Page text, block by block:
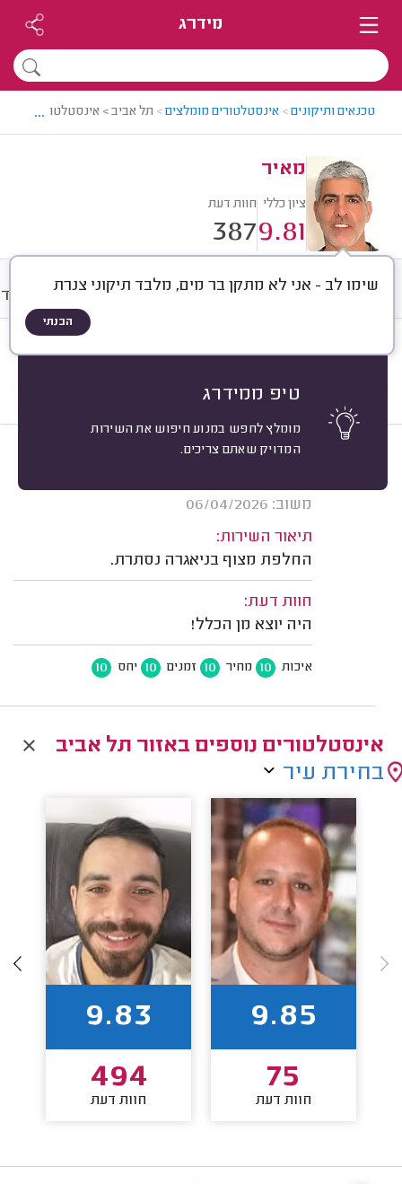
מידרג
טכנאים ותיקונים> אינסטלטורים מומלצים> תל אביב > אינסטלטור מומלץ
...
מאיר
ציון כללי
9.81
חוות דעת
387
שימו לב - אני לא מתקן בר מים, מלבד תיקוני צנרת
הבנתי
טיפ ממידרג
מומלץ לחפש במנוע חיפוש את השירות
המדויק שאתם צריכים.
חוות דעת מחירים ממוצע
סוגי סתימות
ינון חזן, תל אביב.
משוב: 06/04/2026
תיאור השירות:
החלפת מצוף בניאגרה נסתרת.
חוות דעת:
היה יוצא מן הכלל!
איכות 10 מחיר 10 זמנים 10 יחס 10
אינסטלטורים נוספים באזור תל אביב
בחירת עיר
9.85
75
חוות דעת
9.83
494
חוות דעת